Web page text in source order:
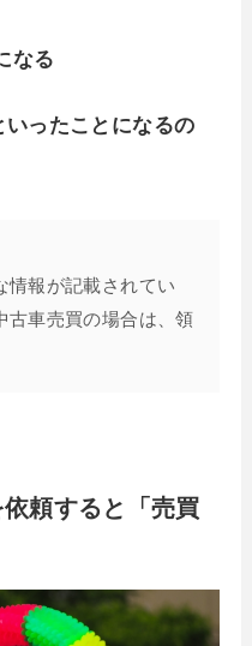
なる
ったことになるの
情報が記載されてい
古車売買の場合は、領
頼すると「売買